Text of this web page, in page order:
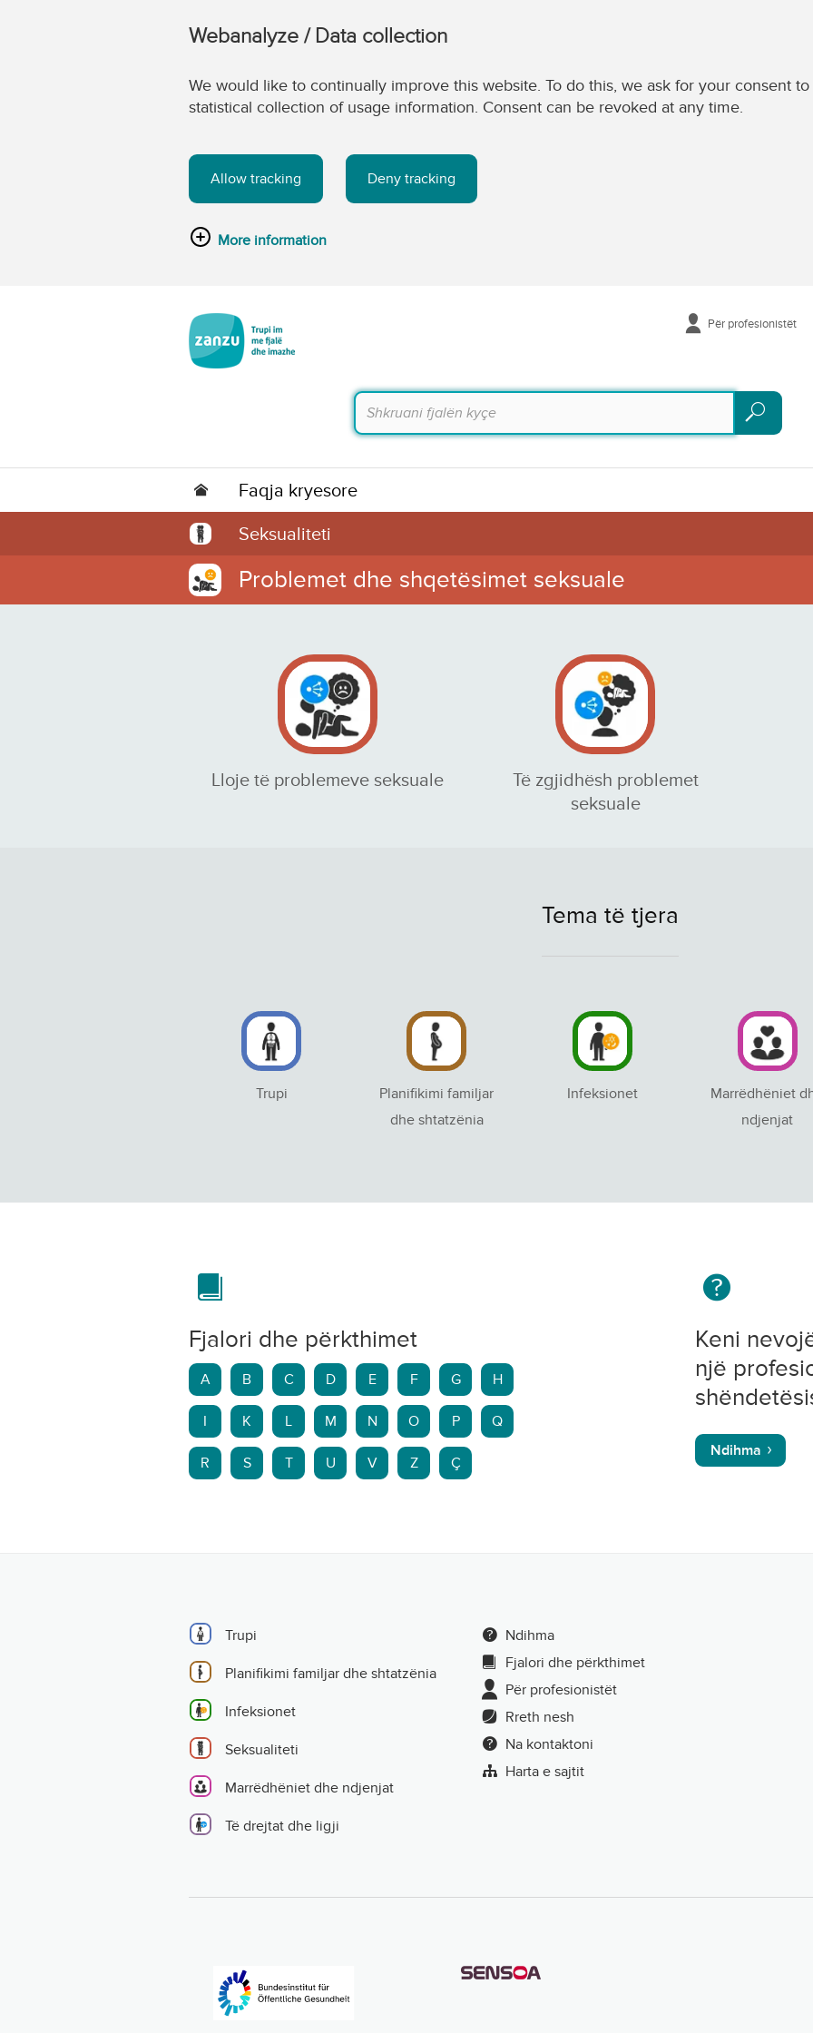
Webanalyze / Data collection
We would like to continually improve this website. To do this, we ask for your consent
statistical collection of usage information. Consent can be revoked at any time.
Allow tracking Deny tracking
More information
Për profesionistët
Kërko
Kërko
Faqja kryesore
Seksualiteti
Problemet dhe shqetësimet seksuale
Lloje të problemeve seksuale
Të zgjidhësh problemet
seksuale
Tema të tjera
Trupi
Planifikimi familjar
dhe shtatzënia
Infeksionet
Marrëdhëniet
ndjenjat
Fjalori dhe përkthimet
A B C D E F G H
I K L M N O P Q
R S T U V Z Ç
Keni
një
Ndihma
Trupi
Planifikimi familjar dhe shtatzënia
Infeksionet
Seksualiteti
Marrëdhëniet dhe ndjenjat
Të drejtat dhe ligji
Ndihma
Fjalori dhe përkthimet
Për profesionistët
Rreth nesh
Na kontaktoni
Harta e sajtit